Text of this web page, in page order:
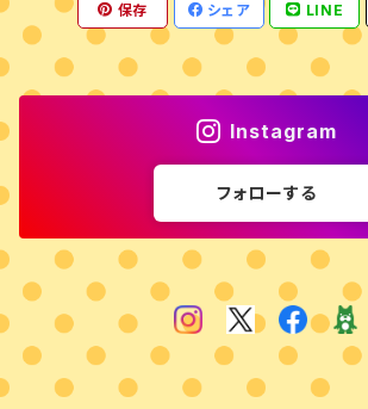
保存 シェア LINE
Instagram
フォローする